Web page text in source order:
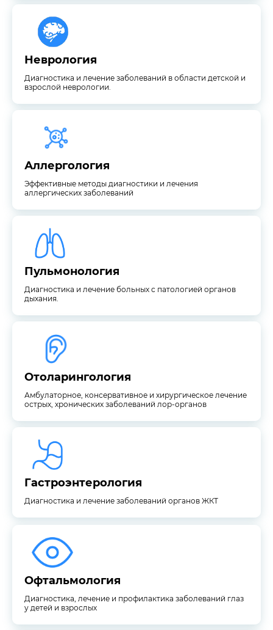
Неврология
Диагностика и лечение заболеваний в области детской и
взрослой неврологии.
Неврология
Диагностика и лечение заболеваний в области детской и
взрослой неврологии.
Аллергология
Эффективные методы диагностики и лечения
аллергических заболеваний
Эффективные методы диагностики и лечения
аллергических заболеваний
Пульмонология
Диагностика и лечение больных с патологией органов
дыхания.
Пульмонология
Диагностика и лечение больных с патологией органов
дыхания.
Отоларингология
Амбулаторное, консервативное и хирургическое лечение
острых, хронических заболеваний лор-органов
Отоларингология
Амбулаторное, консервативное и хирургическое лечение
острых, хронических заболеваний лор-органов
Гастроэнтерология
Диагностика и лечение заболеваний органов ЖКТ
Гастроэнтерология
Диагностика и лечение заболеваний органов ЖКТ
Офтальмология
Диагностика, лечение и профилактика заболеваний глаз
у детей и взрослых
Офтальмология
Диагностика, лечение и профилактика заболеваний глаз
у детей и взрослых